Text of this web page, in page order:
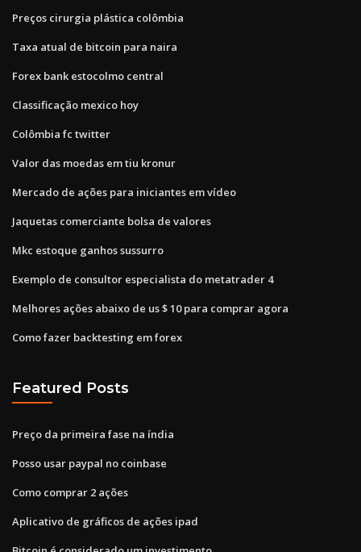
Preços cirurgia plástica colômbia
Taxa atual de bitcoin para naira
Forex bank estocolmo central
Classificação mexico hoy
Colômbia fc twitter
Valor das moedas em tiu kronur
Mercado de ações para iniciantes em vídeo
Jaquetas comerciante bolsa de valores
Mkc estoque ganhos sussurro
Exemplo de consultor especialista do metatrader 4
Melhores ações abaixo de us $ 10 para comprar agora
Como fazer backtesting em forex
Featured Posts
Preço da primeira fase na índia
Posso usar paypal no coinbase
Como comprar 2 ações
Aplicativo de gráficos de ações ipad